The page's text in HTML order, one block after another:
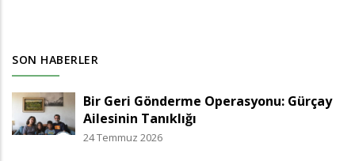
SON HABERLER
Bir Geri Gönderme Operasyonu: Gürçay
Ailesinin Tanıklığı
24 Temmuz 2026